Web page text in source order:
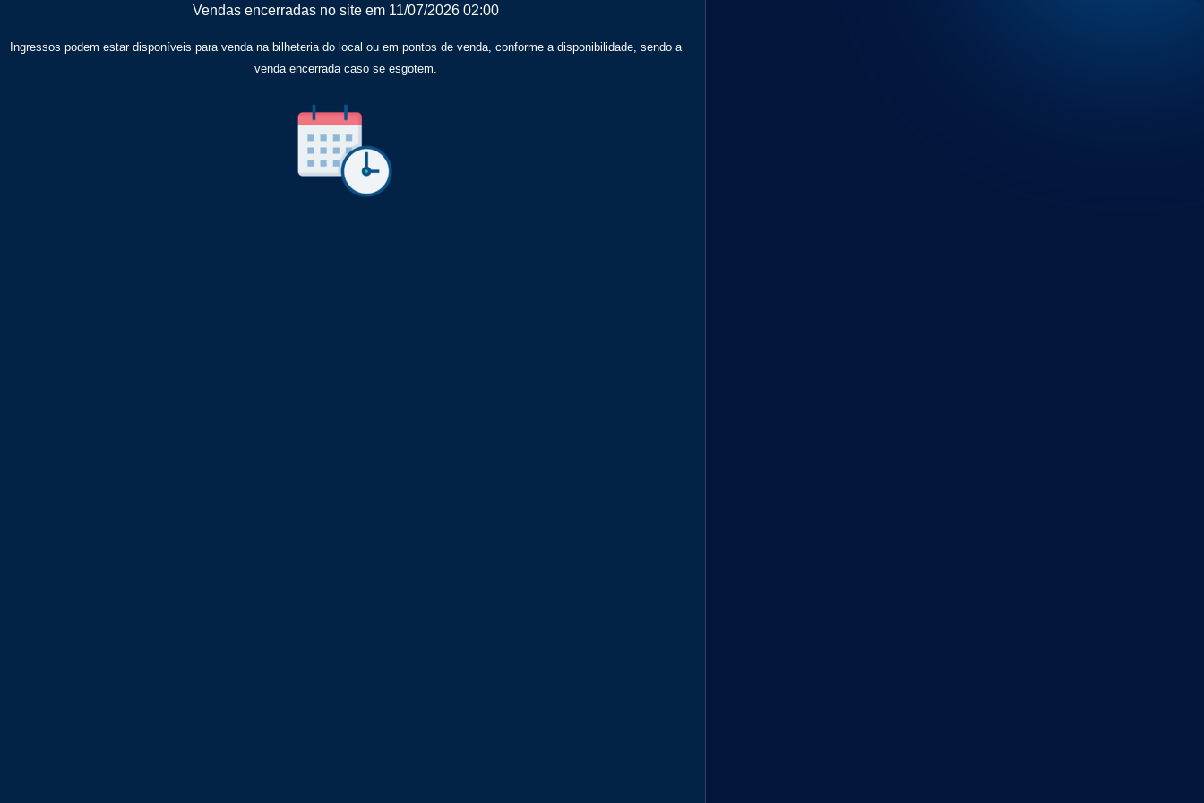
Vendas encerradas no site em 11/07/2026 02:00
Ingressos podem estar disponíveis para venda na bilheteria do local ou em pontos de venda, conforme a disponibilidade, sendo a
venda encerrada caso se esgotem.